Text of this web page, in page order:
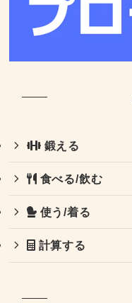
鍛える
食べる/飲む
使う/着る
計算する